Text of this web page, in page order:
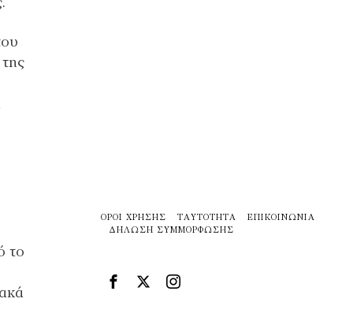
το
ΌΡΟΙ ΧΡΉΣΗΣ ΤΑΥΤΌΤΗΤΑ
ΕΠΙΚΟΙΝΩΝΊΑ
ΔΉΛΩΣΗ ΣΥΜΜΌΡΦΩΣΗΣ